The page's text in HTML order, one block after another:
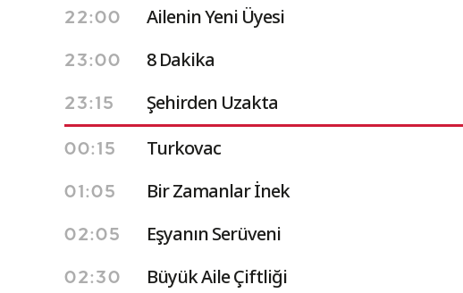
22:00 Ailenin Yeni Üyesi
23:00 8 Dakika
23:15 Şehirden Uzakta
00:15 Turkovac
01:05 Bir Zamanlar İnek
02:05 Eşyanın Serüveni
02:30 Büyük Aile Çiftliği